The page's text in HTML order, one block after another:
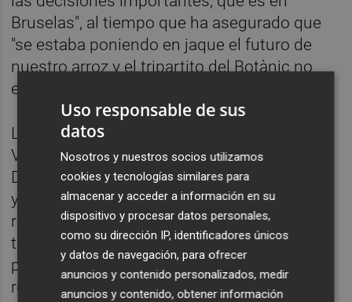
Bruselas", al tiempo que ha asegurado que
"se estaba poniendo en jaque el futuro de
nuestro arroz y el tripartito del Botànic no
estaba haciendo nada".
La presidenta de CS en la Comunidad
Valenciana ha visitado la empresa arrocera
Dacsa en Almàssera, así como los arrozales
y cooperativas de Sueca, donde se ha
reunido con agricultores de la zona para
trasladarles las actuaciones llevadas a cabo
por Ciudadanos y para escuchar sus
reivindicaciones.
Uso responsable de sus
datos
Nosotros y nuestros socios utilizamos
cookies y tecnologías similares para
almacenar y acceder a información en su
dispositivo y procesar datos personales,
como su dirección IP, identificadores únicos
y datos de navegación, para ofrecer
anuncios y contenido personalizados, medir
anuncios y contenido, obtener información